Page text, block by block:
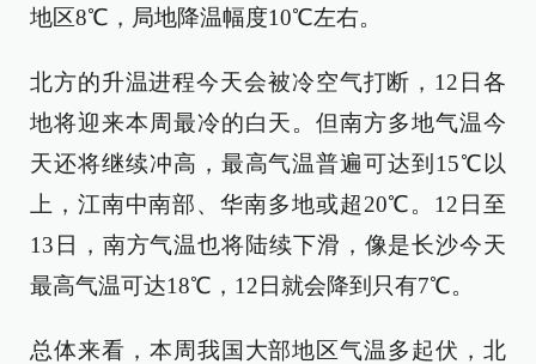
地区8℃，局地降温幅度10℃左右。
北方的升温进程今天会被冷空气打断，12日各
地将迎来本周最冷的白天。但南方多地气温今
天还将继续冲高，最高气温普遍可达到15℃以
上，江南中南部、华南多地或超20℃。12日至
13日，南方气温也将陆续下滑，像是长沙今天
最高气温可达18℃，12日就会降到只有7℃。
总体来看，本周我国大部地区气温多起伏，北